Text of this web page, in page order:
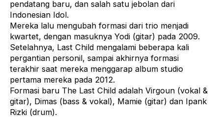
pendatang baru, dan salah satu jebolan dari
Indonesian Idol.
Mereka lalu mengubah formasi dari trio menjadi
kwartet, dengan masuknya Yodi (gitar) pada 2009.
Setelahnya, Last Child mengalami beberapa kali
pergantian personil, sampai akhirnya formasi
terakhir saat mereka menggarap album studio
pertama mereka pada 2012.
Formasi baru The Last Child adalah Virgoun (vokal &
gitar), Dimas (bass & vokal), Mamie (gitar) dan Ipank
Rizki (drum).